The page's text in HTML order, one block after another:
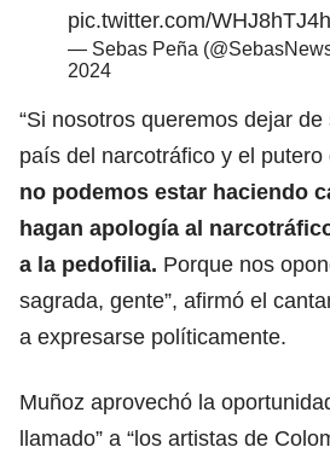
pic.twitter.com/
— Sebas Peña
2024
“Si nosotros queremos dejar
país del narcotráfico y el putero
no podemos estar haciendo
hagan apología al
a la pedofilia. Porque nos
sagrada, gente”, afirmó el
a expresarse políticamente.
Muñoz aprovechó la
llamado” a “los artistas de